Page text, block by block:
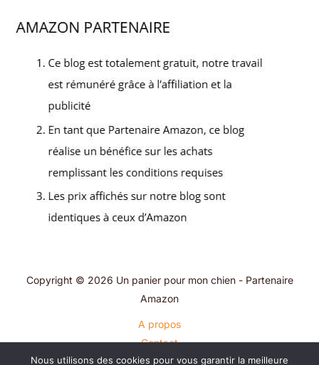
Copyright © 2026 Un panier pour mon chien - Partenaire
Amazon
A propos
Contact
Plan du site
Nous utilisons des cookies pour vous garantir la meilleure